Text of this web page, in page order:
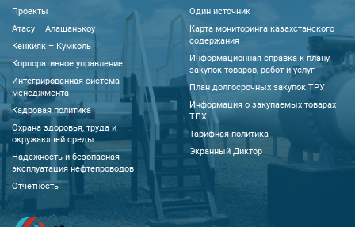
Проекты
Атасу – Алашанькоу
Кенкияк – Кумколь
Корпоративное управление
Интегрированная система
менеджмента
Кадровая политика
Охрана здоровья, труда и
окружающей среды
Надежность и безопасная
эксплуатация нефтепроводов
Отчетность
Один источник
Карта мониторинга казахстанского
содержания
Информационная справка к плану
закупок товаров, работ и услуг
План долгосрочных закупок ТРУ
Информация о закупаемых товарах
ТПХ
Тарифная политика
Экранный Диктор